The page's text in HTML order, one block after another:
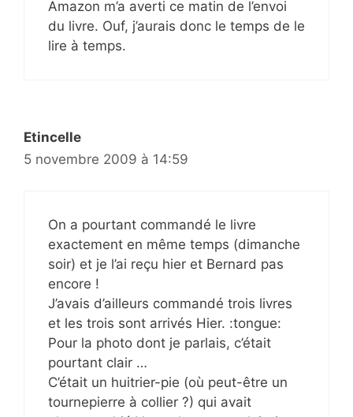
Amazon m’a averti ce matin de l’envoi
du livre. Ouf, j’aurais donc le temps de le
lire à temps.
Etincelle
5 novembre 2009 à 14:59
On a pourtant commandé le livre
exactement en même temps (dimanche
soir) et je l’ai reçu hier et Bernard pas
encore !
J’avais d’ailleurs commandé trois livres
et les trois sont arrivés Hier. :tongue:
Pour la photo dont je parlais, c’était
pourtant clair …
C’était un huitrier-pie (où peut-être un
tournepierre à collier ?) qui avait